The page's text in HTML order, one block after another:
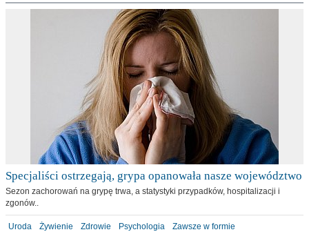
Specjaliści ostrzegają, grypa opanowała nasze województwo
Sezon zachorowań na grypę trwa, a statystyki przypadków, hospitalizacji i
zgonów..
Uroda Żywienie Zdrowie Psychologia Zawsze w formie